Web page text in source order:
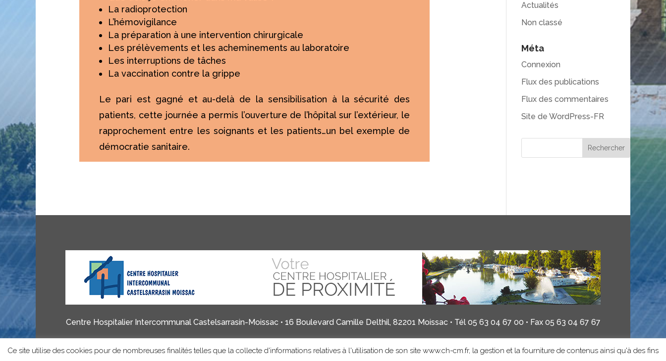
La radioprotection
L’hémovigilance
La préparation à une intervention chirurgicale
Les prélèvements et les acheminements au laboratoire
Les interruptions de tâches
La vaccination contre la grippe
Le pari est gagné et au-delà de la sensibilisation à la sécurité des
patients, cette journée a permis l’ouverture de l’hôpital sur l’extérieur, le
rapprochement entre les soignants et les patients…un bel exemple de
démocratie sanitaire.
Actualités
Non classé
Méta
Connexion
Flux des publications
Flux des commentaires
Site de WordPress-FR
Centre Hospitalier Intercommunal Castelsarrasin-Moissac • 16 Boulevard Camille Delthil, 82201 Moissac • Tél 05 63 04 67 00 • Fax 05 63 04 67 67
Mentions légales Informations sur les cookies
Ce site utilise des cookies pour de nombreuses finalités telles que la collecte d'informations relatives à l'utilisation de son site www.ch-cm.fr, la gestion et la fourniture de contenus ainsi qu'à des fins